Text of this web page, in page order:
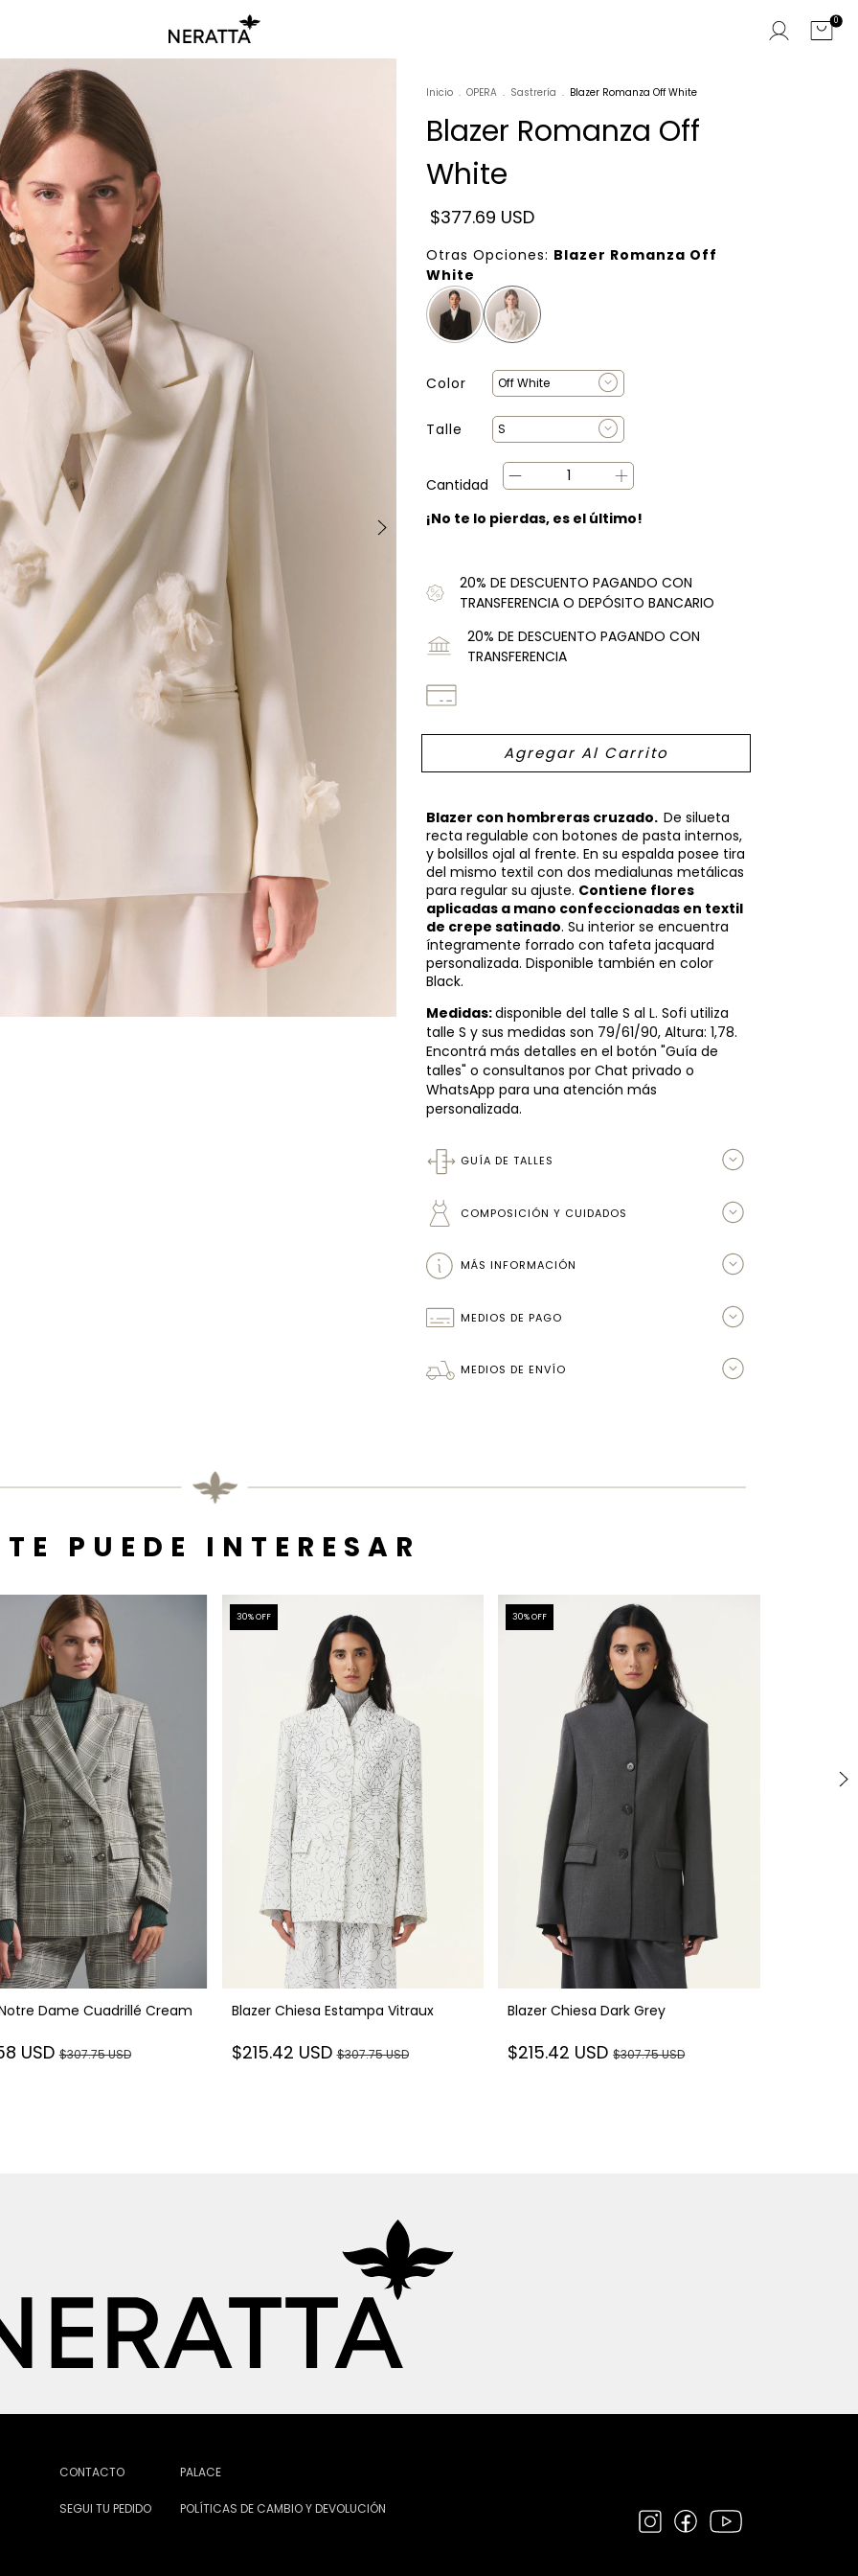
0
Inicio . OPERA . Sastrería . Blazer Romanza Off White
Blazer Romanza Off
White
$377.69 USD
Otras Opciones: Blazer Romanza Off
White
Color
Talle
Cantidad
¡No te lo pierdas, es el último!
20% DE DESCUENTO PAGANDO CON
TRANSFERENCIA O DEPÓSITO BANCARIO
20% DE DESCUENTO PAGANDO CON
TRANSFERENCIA
Blazer con hombreras cruzado. De silueta
recta regulable con botones de pasta internos,
y bolsillos ojal al frente. En su espalda posee tira
del mismo textil con dos medialunas metálicas
para regular su ajuste. Contiene flores
aplicadas a mano confeccionadas en textil
de crepe satinado. Su interior se encuentra
íntegramente forrado con tafeta jacquard
personalizada. Disponible también en color
Black.
Medidas:disponible del talle S al L. Sofi utiliza
talle S y sus medidas son 79/61/90, Altura: 1,78.
Encontrá más detalles en el botón "Guía de
talles" o consultanos por Chat privado o
WhatsApp para una atención más
personalizada.
GUÍA DE TALLES
COMPOSICIÓN Y CUIDADOS
MÁS INFORMACIÓN
MEDIOS DE PAGO
MEDIOS DE ENVÍO
TE PUEDE INTERESAR
Dame Cuadrillé Cream
USD$307.75 USD
30% OFF
Blazer Chiesa Estampa Vitraux
$215.42 USD$307.75 USD
30% OFF
Blazer Chiesa Dark Grey
$215.42 USD$307.75 USD
CONTACTO PALACE
SEGUI TU PEDIDO POLÍTICAS DE CAMBIO Y DEVOLUCIÓN